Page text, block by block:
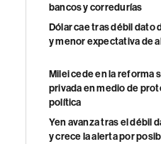
bancos y corredurías
Dólar cae tras débil dato
y menor expectativa de
Milei cede en la reforma
privada en medio de
política
Yen avanza tras el débil
y crece la alerta por